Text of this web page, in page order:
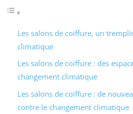
Les salons de coiffure, un
climatique
Les salons de coiffure : des
changement climatique
Les salons de coiffure : de
contre le changement climatique